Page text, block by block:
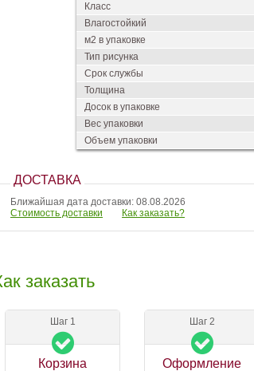
Класс
Влагостойкий
м2 в упаковке
Тип рисунка
Срок службы
Толщина
Досок в упаковке
Вес упаковки
Объем упаковки
ДОСТАВКА
Ближайшая дата доставки: 08.08.2026
Стоимость доставки
Как заказать?
заказать
Шаг 1
Корзина
Шаг 2
Оформление